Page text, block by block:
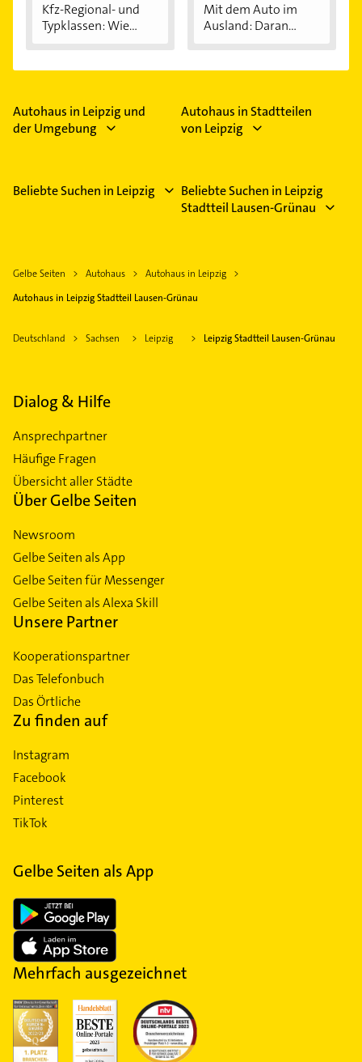
Kfz-Regional- und
Typklassen: Wie...
Mit dem Auto im
Ausland: Daran...
Autohaus in Leipzig und
der Umgebung
Autohaus in Stadtteilen
von Leipzig
Beliebte Suchen in Leipzig
Beliebte Suchen in Leipzig
Stadtteil Lausen-Grünau
Gelbe Seiten Autohaus
Autohaus in Leipzig
Autohaus in Leipzig Stadtteil Lausen-Grünau
Deutschland Sachsen Leipzig Leipzig Stadtteil Lausen-Grünau
Dialog & Hilfe
Ansprechpartner
Häufige Fragen
Übersicht aller Städte
Über Gelbe Seiten
Newsroom
Gelbe Seiten als App
Gelbe Seiten für Messenger
Gelbe Seiten als Alexa Skill
Unsere Partner
Kooperationspartner
Das Telefonbuch
Das Örtliche
Zu finden auf
Instagram
Facebook
Pinterest
TikTok
Gelbe Seiten als App
Mehrfach ausgezeichnet